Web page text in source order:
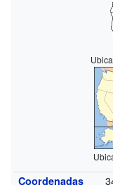
Coordenadas